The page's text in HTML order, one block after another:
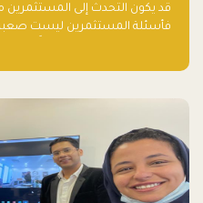
قد يكون التحدث إلى المستثمرين
فأسئلة المستثمرين ليست